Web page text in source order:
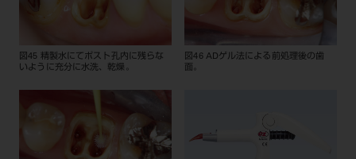
図45 精製水にてポスト孔内に残らな
いように充分に水洗、乾燥。
図46 ADゲル法による前処理後の歯
面。